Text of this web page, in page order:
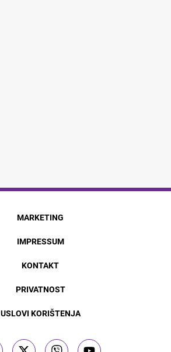
MARKETING
IMPRESSUM
KONTAKT
PRIVATNOST
USLOVI KORIŠTENJA